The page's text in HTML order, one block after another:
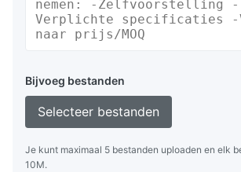
Bijvoeg bestanden
Selecteer bestanden
Je kunt maximaal 5 bestanden uploaden en elk
10M.